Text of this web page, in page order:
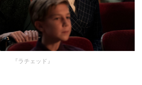
『ラチェッド』